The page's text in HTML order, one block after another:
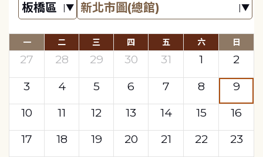
一 二 三 四 五 六 日
27 28 29 30 31 1
2
3
4 5 6 7 8
9
10
11 12 13 14 15
16
17
18 19 20 21 22
23